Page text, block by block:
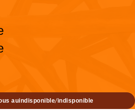
auindisponible/indisponible